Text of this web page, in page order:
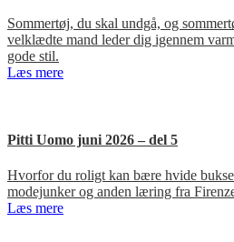
Sommertøj, du skal undgå, og
velklædte mand leder dig igennem
gode stil.
Læs mere
Pitti Uomo juni 2026 – del 5
Hvorfor du roligt kan bære hvide
modejunker og anden læring fra
Læs mere